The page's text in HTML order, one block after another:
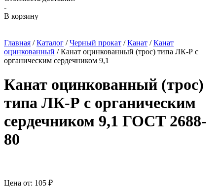
-
В корзину
Главная /Каталог /Черный прокат /Канат /Канат
оцинкованный /Канат оцинкованный (трос) типа ЛК-Р с
органическим сердечником 9,1
Канат оцинкованный (трос)
типа ЛК-Р с органическим
сердечником 9,1 ГОСТ 2688-
80
Цена от: 105 ₽